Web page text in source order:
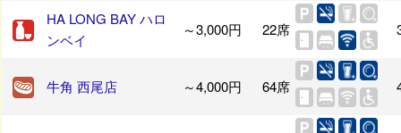
HA LONG BAY ハロ
ンベイ
～3,000円 22席
牛角 西尾店 ～4,000円 64席